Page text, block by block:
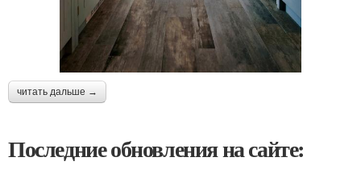
читать дальше →
Последние обновления на сайте: